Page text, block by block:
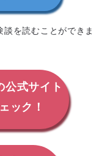
を読むことができま
式サイト
ック！